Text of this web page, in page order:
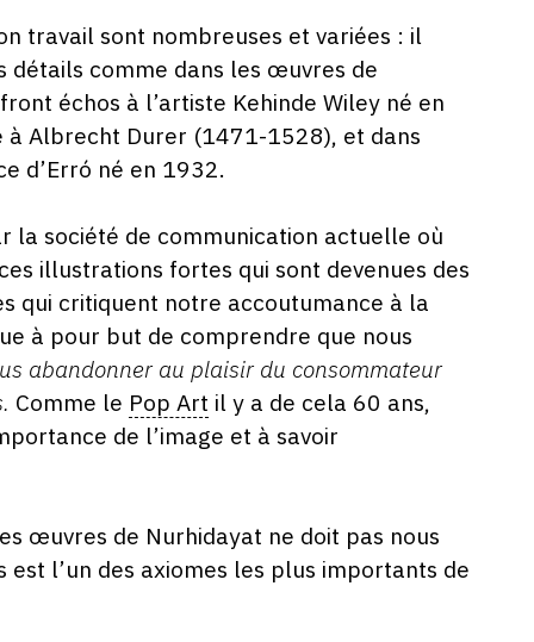
travail sont nombreuses et variées : il
détails comme dans les œuvres de
échos à l’artiste Kehinde Wiley né en
Albrecht Durer (1471-1528), et dans
d’Erró né en 1932.
la société de communication actuelle où
illustrations fortes qui sont devenues des
qui critiquent notre accoutumance à la
à pour but de comprendre que nous
abandonner au plaisir du consommateur
Comme le Pop Art il y a de cela 60 ans,
de l’image et à savoir
œuvres de Nurhidayat ne doit pas nous
l’un des axiomes les plus importants de